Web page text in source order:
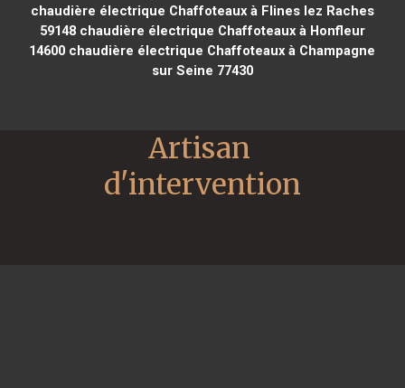
chaudière électrique Chaffoteaux à Flines lez Raches
59148chaudière électrique Chaffoteaux à Honfleur
14600 chaudière électrique Chaffoteaux à Champagne
sur Seine 77430
Artisan
d'intervention